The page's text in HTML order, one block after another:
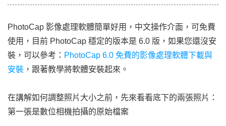
PhotoCap 影像處理軟體簡單好用，中文操作介面，可免費
使用，目前 PhotoCap 穩定的版本是 6.0 版，如果您還沒安
裝，可以參考： PhotoCap 6.0 免費的影像處理軟體下載與
安裝 ，跟著教學將軟體安裝起來。
在講解如何調整照片大小之前，先來看看底下的兩張照片：
第一張是數位相機拍攝的原始檔案